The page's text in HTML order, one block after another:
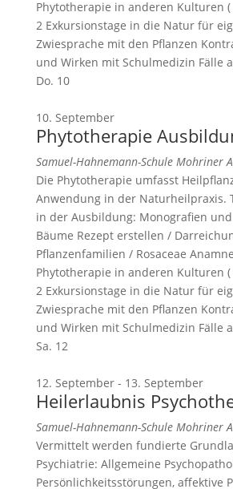
Phytotherapie in anderen Kulturen (
2 Exkursionstage in die Natur für
Zwiesprache mit den Pflanzen
und Wirken mit Schulmedizin Fälle
Do. 10
10. September
Phytotherapie
Samuel-Hahnemann-Schule Mohriner
Die Phytotherapie umfasst
Anwendung in der Naturheilpraxis.
in der Ausbildung: Monografien
Bäume Rezept erstellen /
Pflanzenfamilien / Rosaceae
Phytotherapie in anderen Kulturen (
2 Exkursionstage in die Natur für
Zwiesprache mit den Pflanzen
und Wirken mit Schulmedizin Fälle
Sa. 12
12. September- 13. September
Heilerlaubnis
Samuel-Hahnemann-Schule Mohriner
Vermittelt werden fundierte
Psychiatrie: Allgemeine
Persönlichkeitsstörungen, affektive